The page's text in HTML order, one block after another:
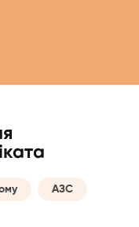
АЗС